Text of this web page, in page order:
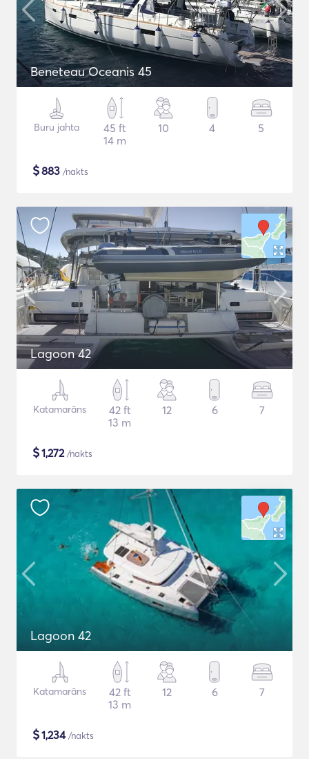
Beneteau Oceanis 45
Buru jahta
45 ft
14 m
10 4 5
$883 /nakts
Lagoon 42
Katamarāns
42 ft
13 m
12 6 7
$1,272/nakts
Lagoon 42
Katamarāns
42 ft
13 m
12 6 7
$1,234/nakts